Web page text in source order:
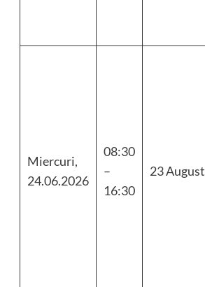
Miercuri,
24.06.2026
08:30
–
16:30
23 August